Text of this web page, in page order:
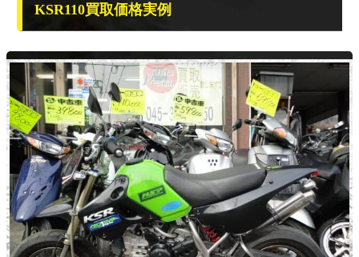
KSR110買取価格実例